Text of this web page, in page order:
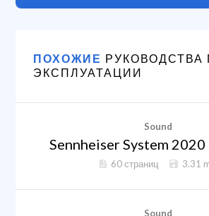
ПОХОЖИЕ РУКОВОДСТВА
ЭКСПЛУАТАЦИИ
Sound
Sennheiser System
60 страниц 3.31
Sound